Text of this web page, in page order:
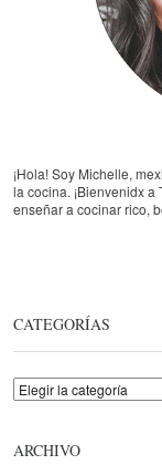
¡Hola! Soy Michelle,
la cocina. ¡Bienvenidx
enseñar a cocinar rico,
CATEGORÍAS
Categorías
ARCHIVO